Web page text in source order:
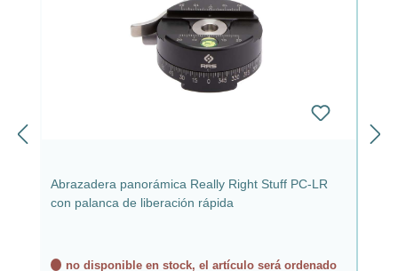
Abrazadera panorámica Really Right Stuff PC-LR
con palanca de liberación rápida
no disponible en stock, el artículo será ordenado